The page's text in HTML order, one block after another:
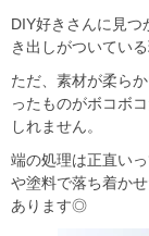
DIY好きさんに見つ
き出しがついてい
ただ、素材が柔ら
ったものがボコボ
しれません。
端の処理は正直い
や塗料で落ち着か
あります◎